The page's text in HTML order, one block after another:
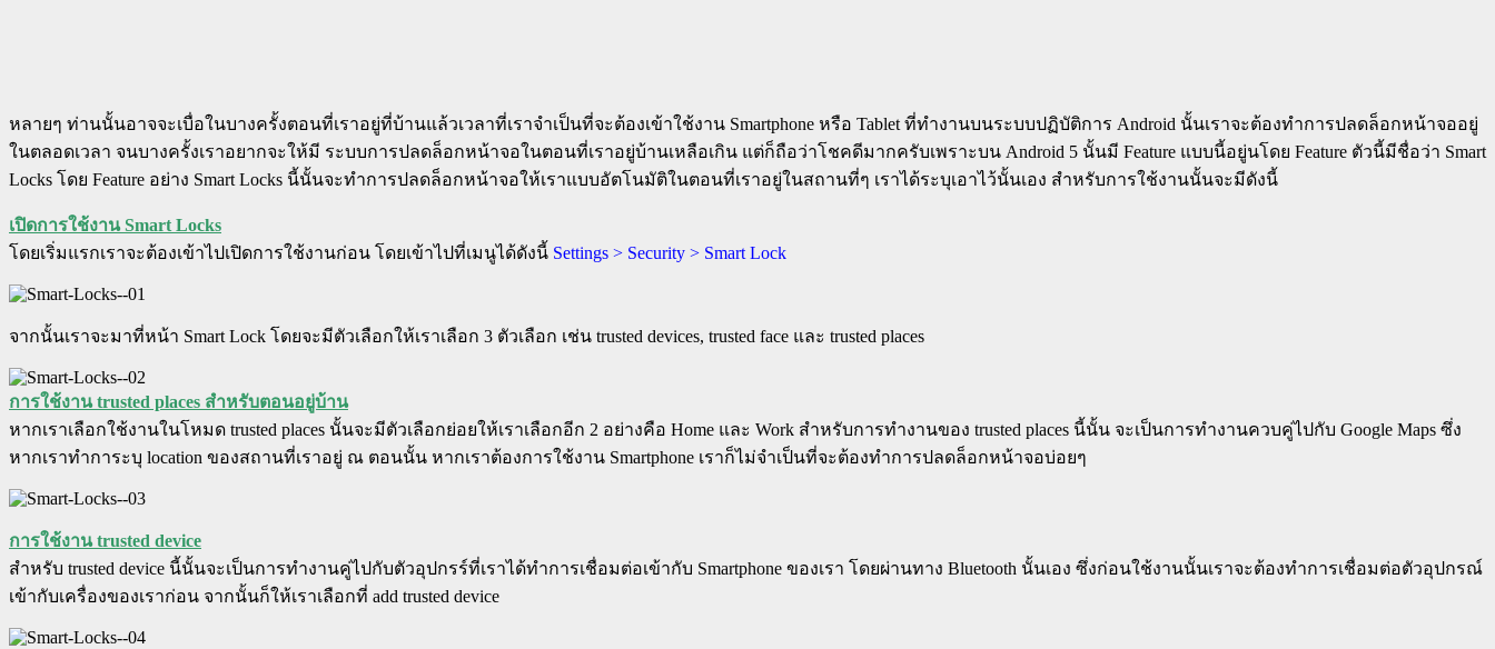
หลายๆ ท่านนั้นอาจจะเบื่อในบางครั้งตอนที่เราอยู่ที่บ้านแล้วเวลาที่เราจำเป็นที่จะต้องเข้าใช้งาน Smartphone หรือ Tablet ที่ทำงานบนระบบปฏิบัติการ Android นั้นเราจะต้องทำการปลดล็อกหน้าจออยู่
ในตลอดเวลา จนบางครั้งเราอยากจะให้มี ระบบการปลดล็อกหน้าจอในตอนที่เราอยู่บ้านเหลือเกิน แต่ก็ถือว่าโชคดีมากครับเพราะบน Android 5 นั้นมี Feature แบบนี้อยู่นโดย Feature ตัวนี้มีชื่อว่า Smart
Locks โดย Feature อย่าง Smart Locks นี้นั้นจะทำการปลดล็อกหน้าจอให้เราแบบอัตโนมัติในตอนที่เราอยู่ในสถานที่ๆ เราได้ระบุเอาไว้นั้นเอง สำหรับการใช้งานนั้นจะมีดังนี้
เปิดการใช้งาน Smart Locks
โดยเริ่มแรกเราจะต้องเข้าไปเปิดการใช้งานก่อน โดยเข้าไปที่เมนูได้ดังนี้ Settings > Security > Smart Lock
จากนั้นเราจะมาที่หน้า Smart Lock โดยจะมีตัวเลือกให้เราเลือก 3 ตัวเลือก เช่น trusted devices, trusted face และ trusted places
การใช้งาน trusted places สำหรับตอนอยู่บ้าน
หากเราเลือกใช้งานในโหมด trusted places นั้นจะมีตัวเลือกย่อยให้เราเลือกอีก 2 อย่างคือ Home และ Work สำหรับการทำงานของ trusted places นี้นั้น จะเป็นการทำงานควบคู่ไปกับ Google Maps ซึ่ง
หากเราทำการะบุ location ของสถานที่เราอยู่ ณ ตอนนั้น หากเราต้องการใช้งาน Smartphone เราก็ไม่จำเป็นที่จะต้องทำการปลดล็อกหน้าจอบ่อยๆ
การใช้งาน trusted device
สำหรับ trusted device นี้นั้นจะเป็นการทำงานคู่ไปกับตัวอุปกรร์ที่เราได้ทำการเชื่อมต่อเข้ากับ Smartphone ของเรา โดยผ่านทาง Bluetooth นั้นเอง ซึ่งก่อนใช้งานนั้นเราจะต้องทำการเชื่อมต่อตัวอุปกรณ์
เข้ากับเครื่องของเราก่อน จากนั้นก็ให้เราเลือกที่ add trusted device